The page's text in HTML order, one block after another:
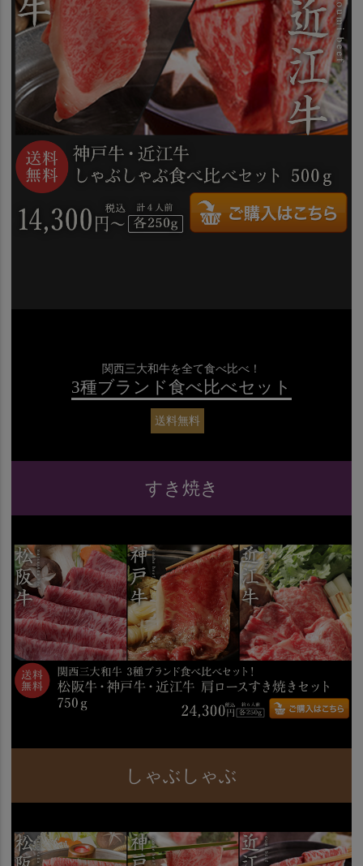
関西三大和牛を全て食べ比べ！
3種ブランド食べ比べセット
送料無料
すき焼き
しゃぶしゃぶ